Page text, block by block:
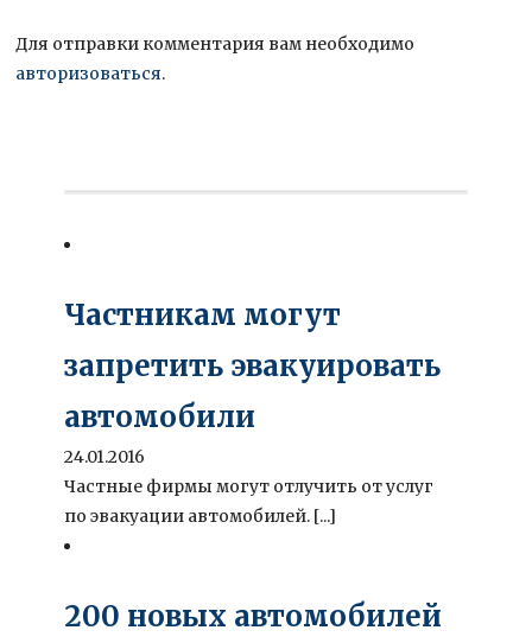
Для отправки комментария вам необходимо
авторизоваться.
Частникам могут
запретить эвакуировать
автомобили
24.01.2016
Частные фирмы могут отлучить от услуг
по эвакуации автомобилей. [...]
200 новых автомобилей